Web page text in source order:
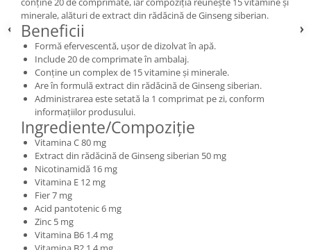
minerale, alături de extract din rădăcină de Ginseng siberian.
Beneficii
Formă efervescentă, ușor de dizolvat în apă.
Include 20 de comprimate în ambalaj.
Conține un complex de 15 vitamine și minerale.
Are în formulă extract din rădăcină de Ginseng siberian.
Administrarea este setată la 1 comprimat pe zi, conform
informațiilor produsului.
Ingrediente/Compoziție
Vitamina C 80 mg
Extract din rădăcină de Ginseng siberian 50 mg
Nicotinamidă 16 mg
Vitamina E 12 mg
Fier 7 mg
Acid pantotenic 6 mg
Zinc 5 mg
Vitamina B6 1.4 mg